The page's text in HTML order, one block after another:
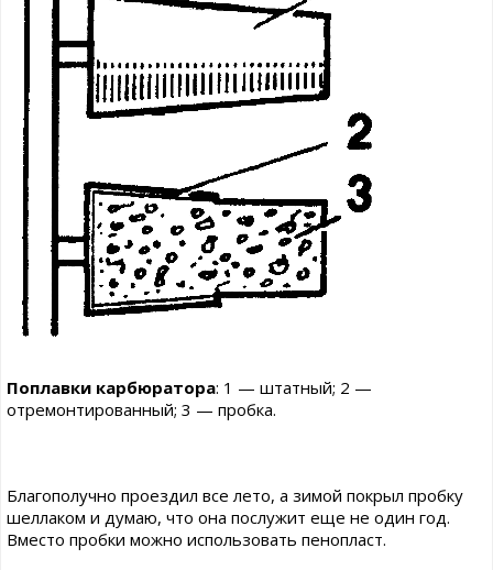
Поплавки карбюратора: 1 — штатный; 2 —
отремонтированный; 3 — пробка.
Благополучно проездил все лето, а зимой покрыл пробку
шеллаком и думаю, что она послужит еще не один год.
Вместо пробки можно использовать пенопласт.